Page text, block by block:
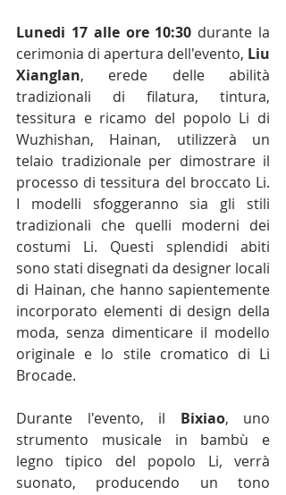
Lunedi 17 alle ore 10:30 durante la
cerimonia di apertura dell'evento, Liu
Xianglan, erede delle abilità
tradizionali di filatura, tintura,
tessitura e ricamo del popolo Li di
Wuzhishan, Hainan, utilizzerà un
telaio tradizionale per dimostrare il
processo di tessitura del broccato Li.
I modelli sfoggeranno sia gli stili
tradizionali che quelli moderni dei
costumi Li. Questi splendidi abiti
sono stati disegnati da designer locali
di Hainan, che hanno sapientemente
incorporato elementi di design della
moda, senza dimenticare il modello
originale e lo stile cromatico di Li
Brocade.
Durante l'evento, il Bixiao, uno
strumento musicale in bambù e
legno tipico del popolo Li, verrà
suonato, producendo un tono